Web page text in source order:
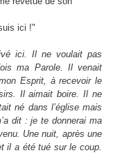
ici !"
ici. Il ne voulait pas
ma Parole. Il venait
Esprit, à recevoir le
Il aimait boire. Il ne
né dans l’église mais
dit : je te donnerai ma
Une nuit, après une
il a été tué sur le coup.